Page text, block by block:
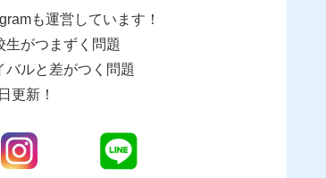
も運営しています！
生がつまずく問題
バルと差がつく問題
更新！